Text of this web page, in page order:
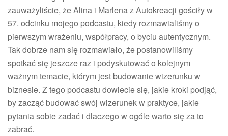
zauważyliście, że Alina i Marlena z Autokreacji gościły w
57. odcinku mojego podcastu, kiedy rozmawialiśmy o
pierwszym wrażeniu, współpracy, o byciu autentycznym.
Tak dobrze nam się rozmawiało, że postanowiliśmy
spotkać się jeszcze raz i podyskutować o kolejnym
ważnym temacie, którym jest budowanie wizerunku w
biznesie. Z tego podcastu dowiecie się, jakie kroki podjąć,
by zacząć budować swój wizerunek w praktyce, jakie
pytania sobie zadać i dlaczego w ogóle warto się za to
zabrać.